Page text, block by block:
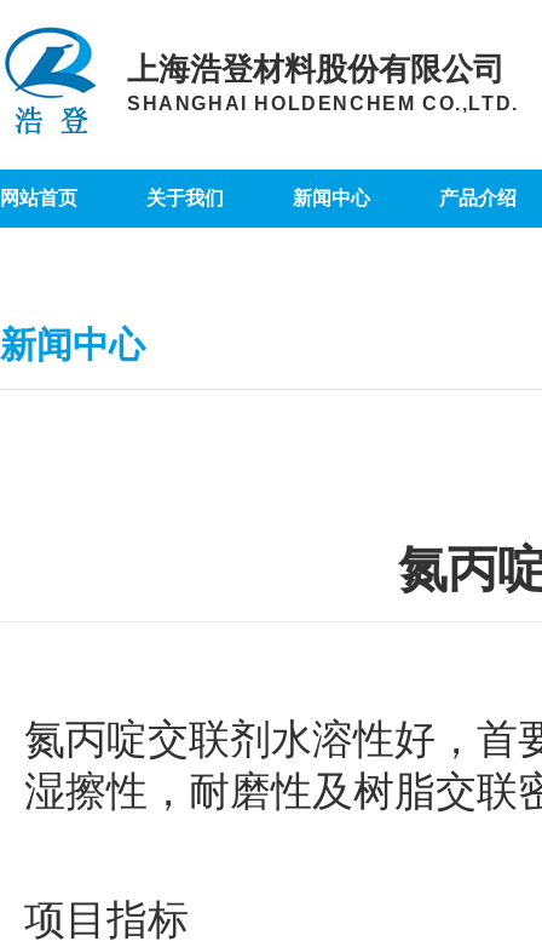
上海浩登材料股份有限公司
SHANGHAI HOLDENCHEM CO.,LTD.
网站首页 关于我们 新闻中心 产品介绍
新闻中心
氮丙
氮丙啶交联剂水溶性好，首
湿擦性，耐磨性及树脂交联
项目指标